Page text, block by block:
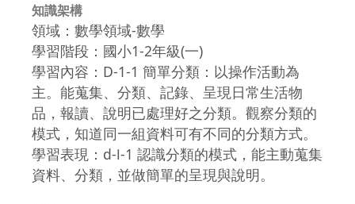
知識架構
領域：數學領域-數學
學習階段：國小1-2年級(一)
學習內容：D-1-1 簡單分類：以操作活動為
主。能蒐集、分類、記錄、呈現日常生活物
品，報讀、說明已處理好之分類。觀察分類的
模式，知道同一組資料可有不同的分類方式。
學習表現：d-Ⅰ-1 認識分類的模式，能主動蒐集
資料、分類，並做簡單的呈現與說明。